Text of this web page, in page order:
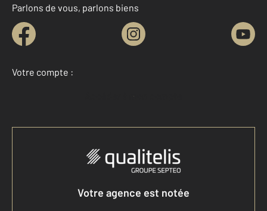
Parlons de vous, parlons biens
Votre compte :
Accéder à mon compte
Votre agence est notée